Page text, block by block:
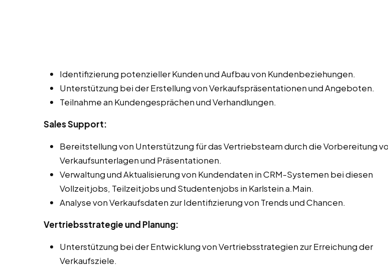
Identifizierung potenzieller Kunden und Aufbau von Kundenbeziehungen.
Unterstützung bei der Erstellung von Verkaufspräsentationen und Angeboten.
Teilnahme an Kundengesprächen und Verhandlungen.
Sales Support:
Bereitstellung von Unterstützung für das Vertriebsteam durch die Vorbereitung
Verkaufsunterlagen und Präsentationen.
Verwaltung und Aktualisierung von Kundendaten in CRM-Systemen bei diesen
Vollzeitjobs, Teilzeitjobs und Studentenjobs in Karlstein a.Main.
Analyse von Verkaufsdaten zur Identifizierung von Trends und Chancen.
Vertriebsstrategie und Planung:
Unterstützung bei der Entwicklung von Vertriebsstrategien zur Erreichung der
Verkaufsziele.